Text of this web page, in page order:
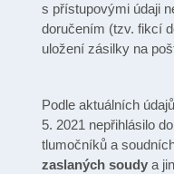
s přístupovými údaji
doručením (tzv. fikcí
uložení zásilky na
Podle aktuálních
5. 2021 nepřihlásilo
tlumočníků a
zaslaných soudy a